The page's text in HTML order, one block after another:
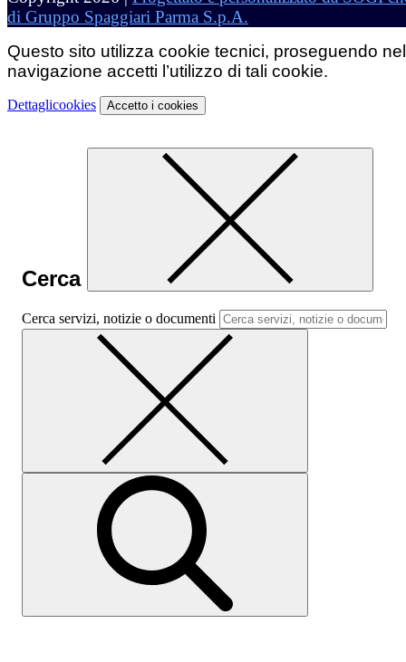
di Gruppo Spaggiari Parma S.p.A.
Questo sito utilizza cookie tecnici, proseguendo
navigazione accetti l’utilizzo di tali cookie.
Dettaglicookies Accetto i cookies
Cerca
Cerca servizi, notizie o documenti